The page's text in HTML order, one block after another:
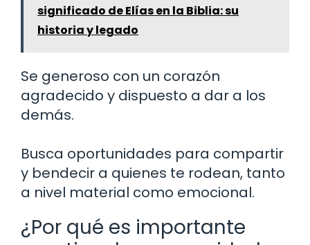
significado de Elías en la Biblia: su
historia y legado
Se generoso con un corazón
agradecido y dispuesto a dar a los
demás.
Busca oportunidades para compartir
y bendecir a quienes te rodean, tanto
a nivel material como emocional.
¿Por qué es importante